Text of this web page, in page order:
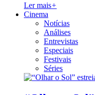
Ler mais+
Cinema
Notícias
Análises
Entrevistas
Especiais
Festivais
Séries